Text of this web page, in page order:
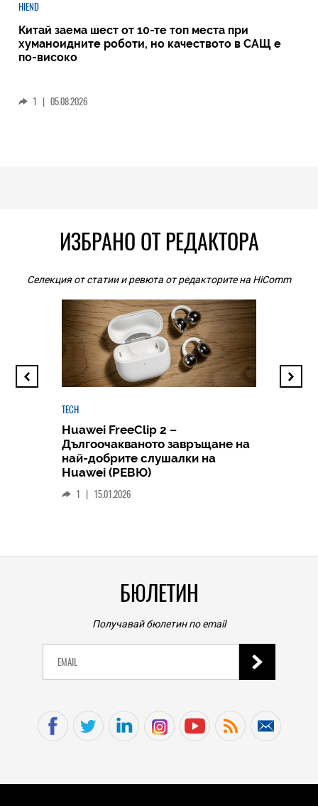
HIEND
Китай заема шест от 10-те топ места при
хуманоидните роботи, но качеството в САЩ е
по-високо
1 | 05.08.2026
ИЗБРАНО ОТ РЕДАКТОРА
Селекция от статии и ревюта от редакторите на HiComm
TECH
Huawei FreeClip 2 –
Дългоочакваното завръщане на
най-добрите слушалки на
Huawei (РЕВЮ)
1 | 15.01.2026
БЮЛЕТИН
Получавай бюлетин по email